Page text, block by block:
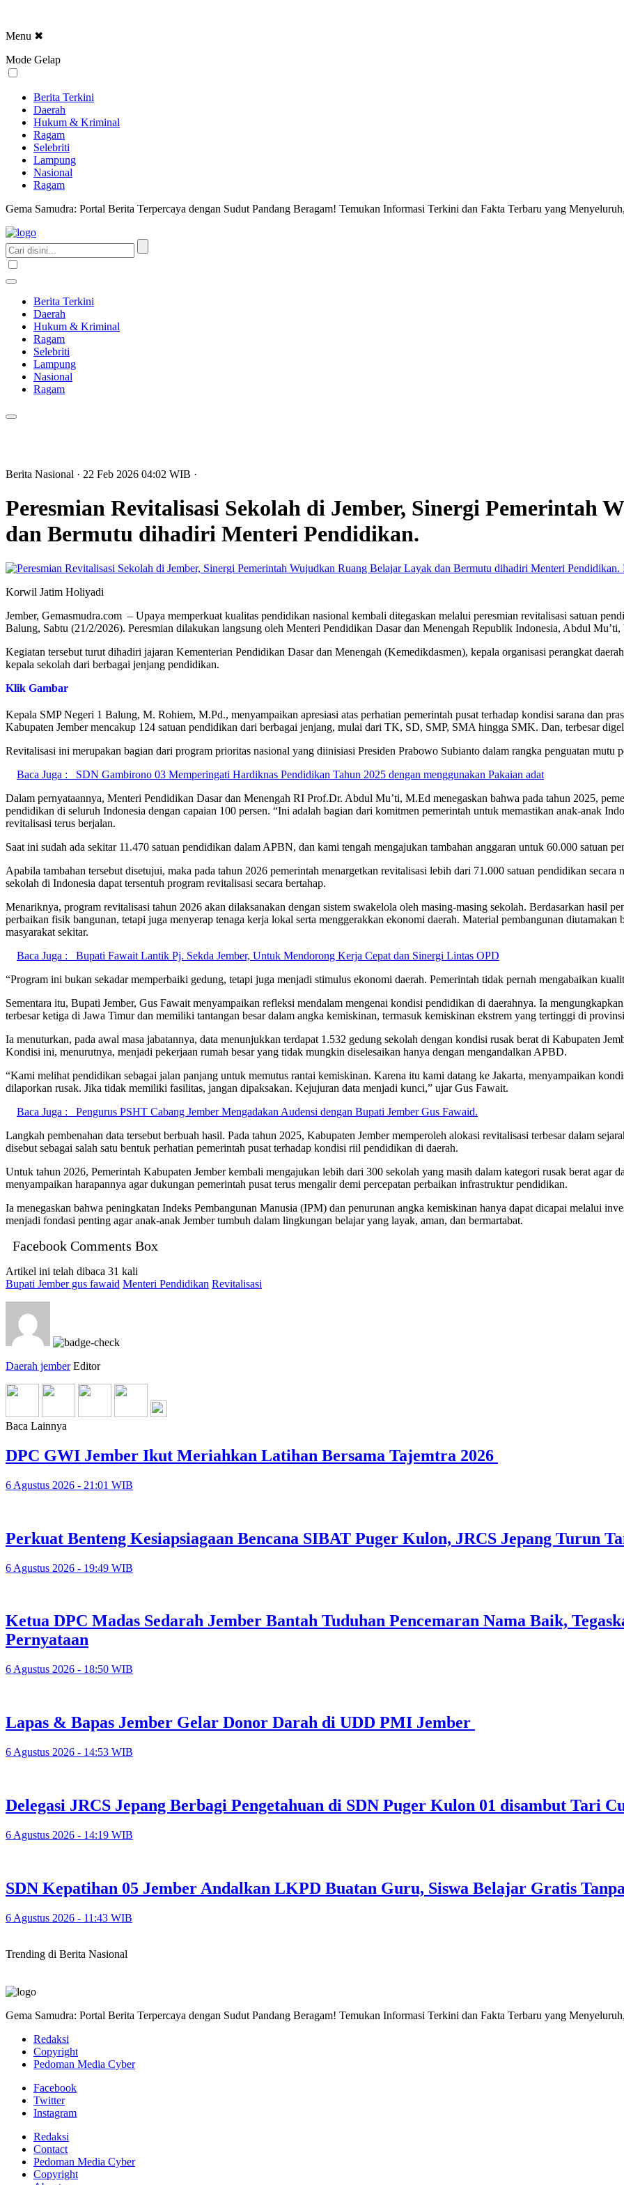
Menu ✖
Mode Gelap
Berita Terkini
Daerah
Hukum & Kriminal
Ragam
Selebriti
Lampung
Nasional
Ragam
Gema Samudra: Portal Berita Terpercaya dengan Sudut Pandang Beragam! Temukan Informasi Terkini dan Fakta Terbaru yang
Berita Terkini
Daerah
Hukum & Kriminal
Ragam
Selebriti
Lampung
Nasional
Ragam
Berita Nasional · 22 Feb 2026 04:02 WIB ·
Peresmian Revitalisasi Sekolah di Jember, Sinergi Pemerintah
dan Bermutu dihadiri Menteri Pendidikan.
Korwil Jatim Holiyadi
Jember, Gemasmudra.com – Upaya memperkuat kualitas pendidikan nasional kembali ditegaskan melalui peresmian revitalisasi satuan
Balung, Sabtu (21/2/2026). Peresmian dilakukan langsung oleh Menteri Pendidikan Dasar dan Menengah Republik Indonesia, Abdul Mu’ti,
Kegiatan tersebut turut dihadiri jajaran Kementerian Pendidikan Dasar dan Menengah (Kemedikdasmen), kepala organisasi perangkat
kepala sekolah dari berbagai jenjang pendidikan.
Klik Gambar
Kepala SMP Negeri 1 Balung, M. Rohiem, M.Pd., menyampaikan apresiasi atas perhatian pemerintah pusat terhadap kondisi sarana dan
Kabupaten Jember mencakup 124 satuan pendidikan dari berbagai jenjang, mulai dari TK, SD, SMP, SMA hingga SMK. Dan, terbesar
Revitalisasi ini merupakan bagian dari program prioritas nasional yang diinisiasi Presiden Prabowo Subianto dalam rangka penguatan mutu
Baca Juga :
SDN Gambirono 03 Memperingati Hardiknas Pendidikan Tahun 2025 dengan menggunakan Pakaian adat
Dalam pernyataannya, Menteri Pendidikan Dasar dan Menengah RI Prof.Dr. Abdul Mu’ti, M.Ed menegaskan bahwa pada tahun 2025,
pendidikan di seluruh Indonesia dengan capaian 100 persen. “Ini adalah bagian dari komitmen pemerintah untuk memastikan anak-anak
revitalisasi terus berjalan.
Saat ini sudah ada sekitar 11.470 satuan pendidikan dalam APBN, dan kami tengah mengajukan tambahan anggaran untuk 60.000 satuan
Apabila tambahan tersebut disetujui, maka pada tahun 2026 pemerintah menargetkan revitalisasi lebih dari 71.000 satuan pendidikan
sekolah di Indonesia dapat tersentuh program revitalisasi secara bertahap.
Menariknya, program revitalisasi tahun 2026 akan dilaksanakan dengan sistem swakelola oleh masing-masing sekolah. Berdasarkan hasil
perbaikan fisik bangunan, tetapi juga menyerap tenaga kerja lokal serta menggerakkan ekonomi daerah. Material pembangunan diutamakan
masyarakat sekitar.
Baca Juga :
Bupati Fawait Lantik Pj. Sekda Jember, Untuk Mendorong Kerja Cepat dan Sinergi Lintas OPD
“Program ini bukan sekadar memperbaiki gedung, tetapi juga menjadi stimulus ekonomi daerah. Pemerintah tidak pernah mengabaikan
Sementara itu, Bupati Jember, Gus Fawait menyampaikan refleksi mendalam mengenai kondisi pendidikan di daerahnya. Ia
terbesar ketiga di Jawa Timur dan memiliki tantangan besar dalam angka kemiskinan, termasuk kemiskinan ekstrem yang tertinggi di
Ia menuturkan, pada awal masa jabatannya, data menunjukkan terdapat 1.532 gedung sekolah dengan kondisi rusak berat di Kabupaten
Kondisi ini, menurutnya, menjadi pekerjaan rumah besar yang tidak mungkin diselesaikan hanya dengan mengandalkan APBD.
“Kami melihat pendidikan sebagai jalan panjang untuk memutus rantai kemiskinan. Karena itu kami datang ke Jakarta, menyampaikan
dilaporkan rusak. Jika tidak memiliki fasilitas, jangan dipaksakan. Kejujuran data menjadi kunci,” ujar Gus Fawait.
Baca Juga :
Pengurus PSHT Cabang Jember Mengadakan Audensi dengan Bupati Jember Gus Fawaid.
Langkah pembenahan data tersebut berbuah hasil. Pada tahun 2025, Kabupaten Jember memperoleh alokasi revitalisasi terbesar dalam
disebut sebagai salah satu bentuk perhatian pemerintah pusat terhadap kondisi riil pendidikan di daerah.
Untuk tahun 2026, Pemerintah Kabupaten Jember kembali mengajukan lebih dari 300 sekolah yang masih dalam kategori rusak berat agar
menyampaikan harapannya agar dukungan pemerintah pusat terus mengalir demi percepatan perbaikan infrastruktur pendidikan.
Ia menegaskan bahwa peningkatan Indeks Pembangunan Manusia (IPM) dan penurunan angka kemiskinan hanya dapat dicapai melalui
menjadi fondasi penting agar anak-anak Jember tumbuh dalam lingkungan belajar yang layak, aman, dan bermartabat.
Facebook Comments Box
Artikel ini telah dibaca 31 kali
Bupati Jember gus fawaid Menteri Pendidikan Revitalisasi
Daerah jember Editor
Baca Lainnya
DPC GWI Jember Ikut Meriahkan Latihan Bersama Tajemtra 2026
6 Agustus 2026 - 21:01 WIB
Perkuat Benteng Kesiapsiagaan Bencana SIBAT Puger Kulon, JRCS Jepang Turun
6 Agustus 2026 - 19:49 WIB
Ketua DPC Madas Sedarah Jember Bantah Tuduhan Pencemaran Nama Baik,
Pernyataan
6 Agustus 2026 - 18:50 WIB
Lapas & Bapas Jember Gelar Donor Darah di UDD PMI Jember
6 Agustus 2026 - 14:53 WIB
Delegasi JRCS Jepang Berbagi Pengetahuan di SDN Puger Kulon 01 disambut Tari
6 Agustus 2026 - 14:19 WIB
SDN Kepatihan 05 Jember Andalkan LKPD Buatan Guru, Siswa Belajar Gratis
6 Agustus 2026 - 11:43 WIB
Trending di Berita Nasional
Gema Samudra: Portal Berita Terpercaya dengan Sudut Pandang Beragam! Temukan Informasi Terkini dan Fakta Terbaru yang
Redaksi
Copyright
Pedoman Media Cyber
Facebook
Twitter
Instagram
Redaksi
Contact
Pedoman Media Cyber
Copyright